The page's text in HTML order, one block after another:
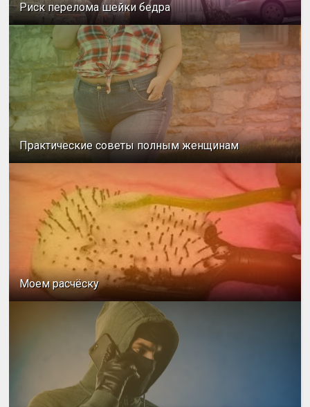
Риск перелома шейки бедра
Практические советы полным женщинам
Моем расчёску